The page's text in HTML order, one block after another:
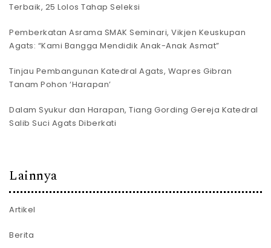
Terbaik, 25 Lolos Tahap Seleksi
Pemberkatan Asrama SMAK Seminari, Vikjen Keuskupan
Agats: “Kami Bangga Mendidik Anak-Anak Asmat”
Tinjau Pembangunan Katedral Agats, Wapres Gibran
Tanam Pohon ‘Harapan’
Dalam Syukur dan Harapan, Tiang Gording Gereja Katedral
Salib Suci Agats Diberkati
Lainnya
Artikel
Berita